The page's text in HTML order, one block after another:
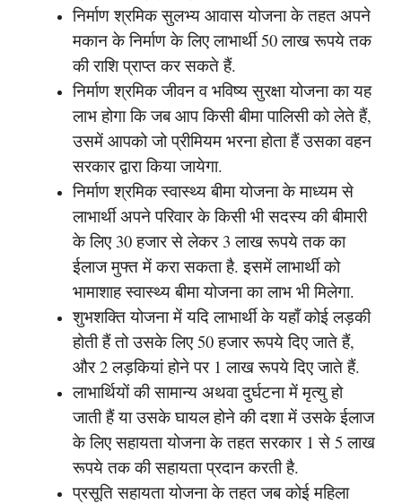
निर्माण श्रमिक सुलभ्य आवास योजना के तहत अपने
मकान के निर्माण के लिए लाभार्थी 50 लाख रूपये तक
की राशि प्राप्त कर सकते हैं.
निर्माण श्रमिक जीवन व भविष्य सुरक्षा योजना का यह
लाभ होगा कि जब आप किसी बीमा पालिसी को लेते हैं,
उसमें आपको जो प्रीमियम भरना होता हैं उसका वहन
सरकार द्वारा किया जायेगा.
निर्माण श्रमिक स्वास्थ्य बीमा योजना के माध्यम से
लाभार्थी अपने परिवार के किसी भी सदस्य की बीमारी
के लिए 30 हजार से लेकर 3 लाख रूपये तक का
ईलाज मुफ्त में करा सकता है. इसमें लाभार्थी को
भामाशाह स्वास्थ्य बीमा योजना का लाभ भी मिलेगा.
शुभशक्ति योजना में यदि लाभार्थी के यहाँ कोई लड़की
होती हैं तो उसके लिए 50 हजार रूपये दिए जाते हैं,
और 2 लड़कियां होने पर 1 लाख रूपये दिए जाते हैं.
लाभार्थियों की सामान्य अथवा दुर्घटना में मृत्यु हो
जाती हैं या उसके घायल होने की दशा में उसके ईलाज
के लिए सहायता योजना के तहत सरकार 1 से 5 लाख
रूपये तक की सहायता प्रदान करती है.
प्रसूति सहायता योजना के तहत जब कोई महिला